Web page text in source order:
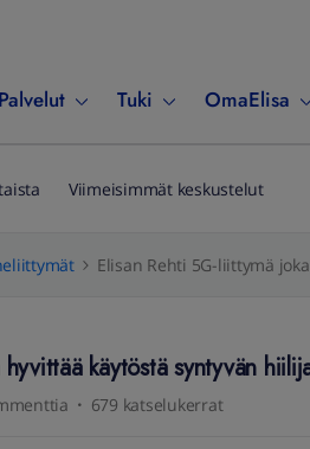
Palvelut Tuki OmaElisa
Viimeisimmät keskustelut
Elisan Rehti 5G-liittymä
käytöstä syntyvän
679 katselukerrat